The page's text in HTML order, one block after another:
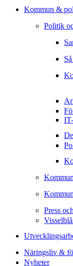
Kommun &
Politik
Press
Näringsliv &
Nyheter